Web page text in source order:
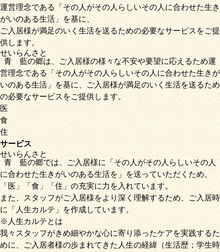
運営理念である「その人がその人らしいその人に合わせた生き
がいのある生活」を基に、
ご入居様が満足のいく生活を送るための必要なサービスをご提
供します。
青藍
せいらん
の郷
さと
は、ご入居様の様々な不安や要望に応えるため運
営理念である「その人がその人らしいその人に合わせた生きが
いのある生活」を基に、ご入居様が満足のいく生活を送るため
の必要なサービスをご提供します。
医
食
住
サービス
青藍
せいらん
の郷
さと
では、ご入居様に「その人がその人らしいその人
に合わせた生きがいのある生活を」を送っていただくため、
「医」 「食」「住」の充実に力を入れています。
また、スタッフがご入居様をより深く理解するため、ご入居時
に「人生カルテ」を作成しています。
※人生カルテとは
我々スタッフがきめ細やかな心に寄り添ったケアを実践するた
めに、ご入居者様の歩まれてきた人生の経緯（生活歴；学生時